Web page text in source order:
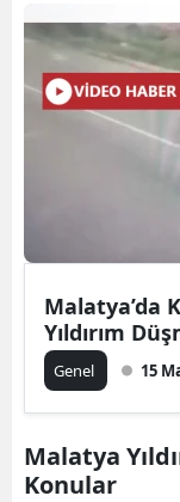
Malatya’da
Yıldırım
Genel 15
Malatya
Konular